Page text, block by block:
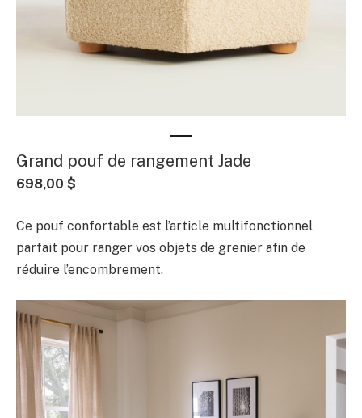
Grand pouf de rangement Jade
698,00 $
Ce pouf confortable est l’article multifonctionnel
parfait pour ranger vos objets de grenier afin de
réduire l’encombrement.